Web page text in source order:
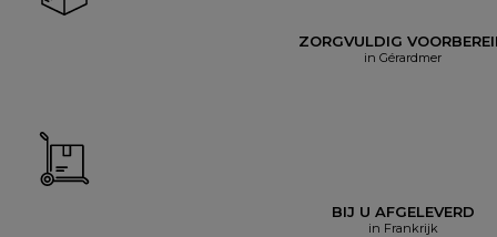
ZORGVULDIG
in Gérardmer
BIJ U AFGELEVERD
in Frankrijk